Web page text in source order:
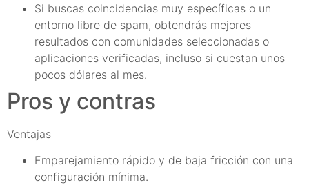
Si buscas coincidencias muy específicas o un
entorno libre de spam, obtendrás mejores
resultados con comunidades seleccionadas o
aplicaciones verificadas, incluso si cuestan unos
pocos dólares al mes.
Pros y contras
Ventajas
Emparejamiento rápido y de baja fricción con una
configuración mínima.